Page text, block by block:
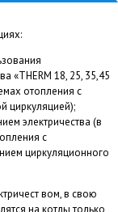
«THERM 18, 25, 35,45
отопления с
циркуляцией);
электричества (в
с
циркуляционного
вом, в свою
на котлы только